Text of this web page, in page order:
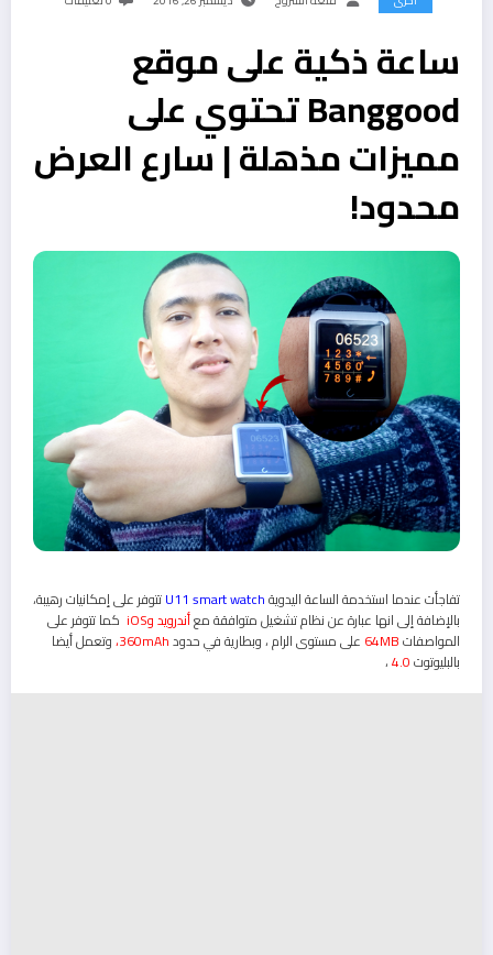
ساعة ذكية على موقع
Banggood تحتوي على
مميزات مذهلة | سارع العرض
محدود!
تفاجأت عندما استخدمة الساعة اليدويةU11 smart watchتتوفر على إمكانيات رهيبة،
بالإضافة إلى انها عبارة عن نظام تشغيل متوافقة معأندرويد وiOS
كما تتوفر على
المواصفات
على مستوى الرام ، وبطارية في حدود
وتعمل أيضا
بالبليوتوت4.0،